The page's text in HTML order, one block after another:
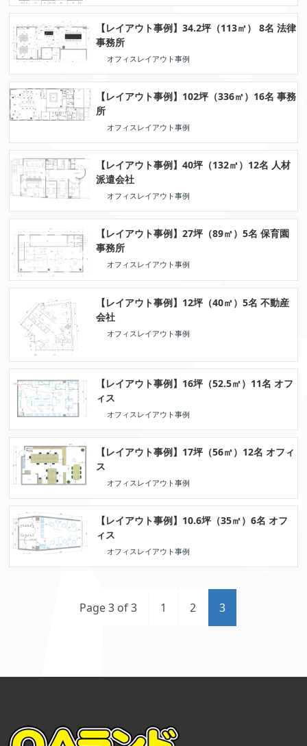
【レイアウト事例】34.2坪（113㎡） 8名 法律
事務所
オフィスレイアウト事例
【レイアウト事例】102坪（336㎡）16名 事務
所
オフィスレイアウト事例
【レイアウト事例】40坪（132㎡）12名 人材
派遣会社
オフィスレイアウト事例
【レイアウト事例】27坪（89㎡）5名 保育園
事務所
オフィスレイアウト事例
【レイアウト事例】12坪（40㎡）5名 不動産
会社
オフィスレイアウト事例
【レイアウト事例】16坪（52.5㎡）11名 オフ
ィス
オフィスレイアウト事例
【レイアウト事例】17坪（56㎡）12名 オフィ
ス
オフィスレイアウト事例
【レイアウト事例】10.6坪（35㎡）6名 オフ
ィス
オフィスレイアウト事例
Page 3 of 3 1 2 3